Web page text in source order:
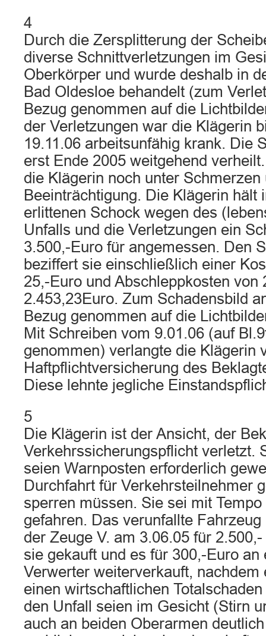
4
Durch die Zersplitterung der
diverse Schnittverletzungen im
Oberkörper und wurde deshalb in
Bad Oldesloe behandelt (zum
Bezug genommen auf die
der Verletzungen war die Klägerin
19.11.06 arbeitsunfähig krank. Die
erst Ende 2005 weitgehend
die Klägerin noch unter
Beeinträchtigung. Die Klägerin hält
erlittenen Schock wegen des
Unfalls und die Verletzungen ein
3.500,-Euro für angemessen. Den
beziffert sie einschließlich einer
25,-Euro und Abschleppkosten von
2.453,23Euro. Zum Schadensbild
Bezug genommen auf die
Mit Schreiben vom 9.01.06 (auf
genommen) verlangte die Klägerin
Haftpflichtversicherung des
Diese lehnte jegliche
5
Die Klägerin ist der Ansicht, der
Verkehrssicherungspflicht verletzt.
seien Warnposten erforderlich
Durchfahrt für Verkehrsteilnehmer
sperren müssen. Sie sei mit
gefahren. Das verunfallte
der Zeuge V. am 3.06.05 für
sie gekauft und es für 300,-Euro an
Verwerter weiterverkauft, nachdem
einen wirtschaftlichen
den Unfall seien im Gesicht (Stirn
auch an beiden Oberarmen